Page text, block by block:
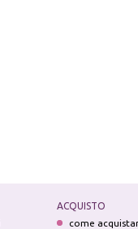
ACQUISTO
come